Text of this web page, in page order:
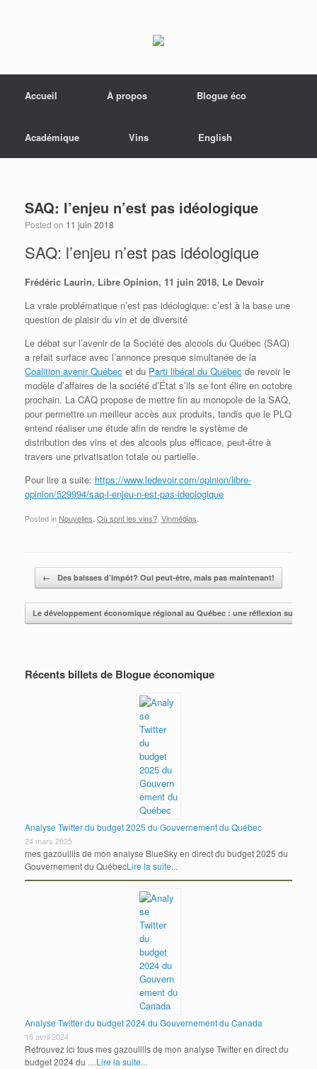
Accueil
À propos Blogue éco
Académique Vins English
SAQ: l’enjeu n’est pas idéologique
Posted on 11 juin 2018
SAQ: l’enjeu n’est pas idéologique
Frédéric Laurin, Libre Opinion, 11 juin 2018, Le Devoir
La vraie problématique n’est pas idéologique: c’est à la base une
question de plaisir du vin et de diversité
Le débat sur l’avenir de la Société des alcools du Québec (SAQ)
a refait surface avec l’annonce presque simultanée de la
Coalition avenir Québec et du Parti libéral du Québec de revoir le
modèle d’affaires de la société d’État s’ils se font élire en octobre
prochain. La CAQ propose de mettre fin au monopole de la SAQ,
pour permettre un meilleur accès aux produits, tandis que le PLQ
entend réaliser une étude afin de rendre le système de
distribution des vins et des alcools plus efficace, peut-être à
travers une privatisation totale ou partielle.
Pour lire a suite: https://www.ledevoir.com/opinion/libre-
opinion/529994/saq-l-enjeu-n-est-pas-ideologique
Posted in Nouvelles, Où sont les vins?, Vinmédias.
Post navigation
← Des baisses d’impôt? Oui peut-être, mais pas maintenant!
Le développement économique régional au Québec : une réflexion sur le
Récents billets de Blogue économique
Analyse Twitter du budget 2025 du Gouvernement du Québec
24 mars 2025
mes gazouillis de mon analyse BlueSky en direct du budget 2025 du
Gouvernement du QuébecLire la suite...
Analyse Twitter du budget 2024 du Gouvernement du Canada
15 avril 2024
Retrouvez ici tous mes gazouillis de mon analyse Twitter en direct du
budget 2024 du …Lire la suite...